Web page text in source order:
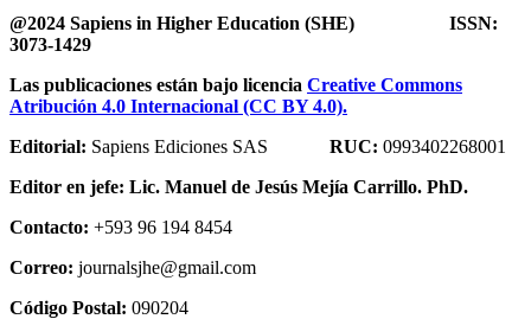
@2024 Sapiens in Higher Education (SHE) ISSN:
3073-1429
Las publicaciones están bajo licencia Creative Commons
Atribución 4.0 Internacional (CC BY 4.0).
Editorial: Sapiens Ediciones SAS RUC: 0993402268001
Editor en jefe: Lic. Manuel de Jesús Mejía Carrillo. PhD.
Contacto: +593 96 194 8454
Correo: journalsjhe@gmail.com
Código Postal: 090204